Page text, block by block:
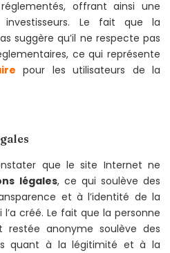
offrant ainsi une
Le fait que la
suggère qu’il ne respecte pas
ce qui représente
pour les utilisateurs de la
que le site Internet ne
légales, ce qui soulève des
et à l’identité de la
créé. Le fait que la personne
restée anonyme soulève des
quant à la légitimité et à la